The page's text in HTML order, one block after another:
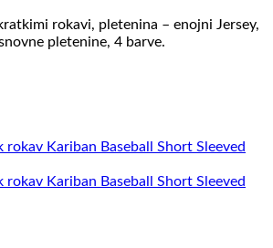
rokavi, pletenina – enojni Jersey,
pletenine, 4 barve.